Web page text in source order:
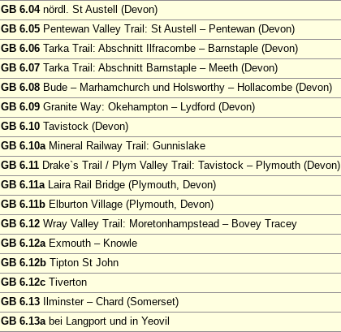
GB 6.04nördl. St Austell (Devon)
GB 6.05 Pentewan Valley Trail: St Austell – Pentewan (Devon)
GB 6.06 Tarka Trail: Abschnitt Ilfracombe – Barnstaple (Devon)
GB 6.07 Tarka Trail: Abschnitt Barnstaple – Meeth (Devon)
GB 6.08 Bude – Marhamchurch und Holsworthy – Hollacombe (Devon)
GB 6.09 Granite Way: Okehampton – Lydford (Devon)
GB 6.10 Tavistock (Devon)
GB 6.10aMineral Railway Trail: Gunnislake
GB 6.11 Drake`s Trail / Plym Valley Trail: Tavistock – Plymouth (Devon)
GB 6.11aLaira Rail Bridge (Plymouth, Devon)
GB 6.11b Elburton Village (Plymouth, Devon)
GB 6.12 Wray Valley Trail: Moretonhampstead – Bovey Tracey
GB 6.12aExmouth – Knowle
GB 6.12b Tipton St John
GB 6.12c Tiverton
GB 6.13 Ilminster – Chard (Somerset)
GB 6.13abei Langport und in Yeovil